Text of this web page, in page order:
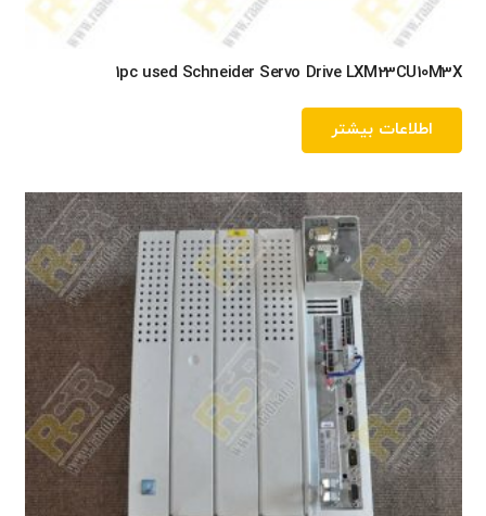
1pc used Schneider Servo Drive LXM23CU10M3X
اطلاعات بیشتر